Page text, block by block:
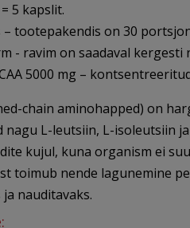
5 kapslit.
tootepakendis on 30
- ravim on saadaval
5000 mg –
chain aminohapped) on
nagu L-leutsiin, L-isoleutsiin
kujul, kuna organism ei
toimub nende lagunemine
nauditavaks.